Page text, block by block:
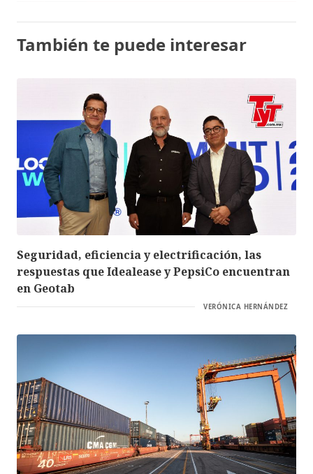
También te puede interesar
Seguridad, eficiencia y electrificación, las
respuestas que Idealease y PepsiCo encuentran
en Geotab
VERÓNICA HERNÁNDEZ